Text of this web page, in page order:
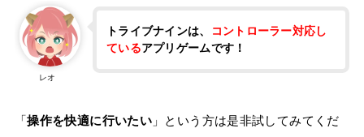
レオ
トライブナインは、
コントローラー対応し
ているアプリゲームです！
「操作を快適に行いたい 」という方は是非試してみてくだ